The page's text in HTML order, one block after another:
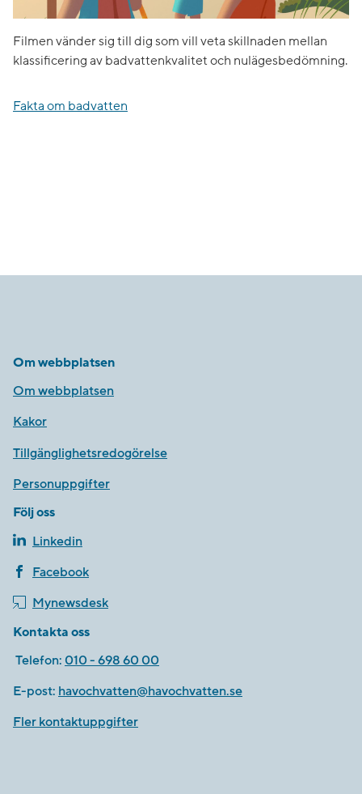
Filmen vänder sig till dig som vill veta skillnaden mellan
klassificering av badvattenkvalitet och nulägesbedömning.
Fakta om badvatten
Om webbplatsen
Om webbplatsen
Kakor
Tillgänglighetsredogörelse
Personuppgifter
Följ oss
Linkedin
Facebook
Mynewsdesk
Kontakta oss
Telefon: 010 - 698 60 00
E-post: havochvatten@havochvatten.se
Fler kontaktuppgifter